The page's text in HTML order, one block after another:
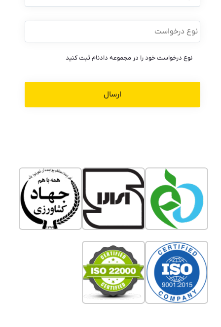
نوع
درخواست *
نوع درخواست خود را در مجموعه دادنام ثبت کنید